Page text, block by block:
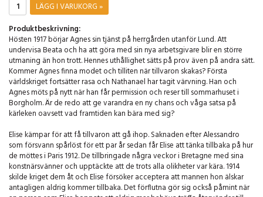
LÄGG I VARUKORG »
Produktbeskrivning:
Hösten 1917 börjar Agnes sin tjänst på herrgården utanför Lund. Att
undervisa Beata och ha att göra med sin nya arbetsgivare blir en större
utmaning än hon trott. Hennes uthållighet sätts på prov även på andra sätt.
Kommer Agnes finna modet och tilliten när tillvaron skakas? Första
världskriget fortsätter rasa och Nathanael har tagit värvning. Han och
Agnes möts på nytt när han får permission och reser till sommarhuset i
Borgholm. Är de redo att ge varandra en ny chans och våga satsa på
kärleken oavsett vad framtiden kan bära med sig?
Elise kämpar för att få tillvaron att gå ihop. Saknaden efter Alessandro
som försvann spårlöst för ett par år sedan får Elise att tänka tillbaka på hur
de möttes i Paris 1912. De tillbringade några veckor i Bretagne med sina
konstnärsvänner och upptäckte att de trots alla olikheter var kära. 1914
skilde kriget dem åt och Elise försöker acceptera att mannen hon älskar
antagligen aldrig kommer tillbaka. Det förflutna gör sig också påmint när